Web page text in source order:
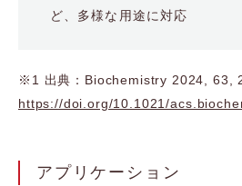
ど、多様な用途に対応
※1 出典：Biochemistry 2024, 63,
https://doi.org/10.1021/
アプリケーション